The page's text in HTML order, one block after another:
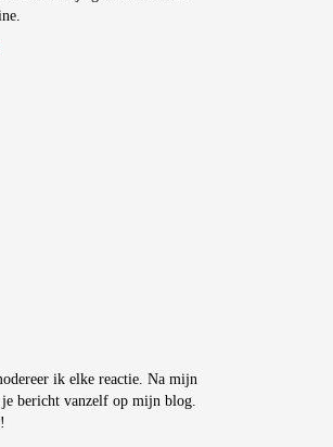
ik elke reactie. Na mijn
bericht vanzelf op mijn blog.